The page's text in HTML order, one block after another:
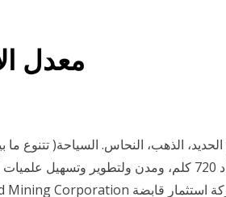
معدل
الحديد، الذهب، النحاس. السياحة(
امتداد 720 كلم، ومدن ولتطوير وتسهيل